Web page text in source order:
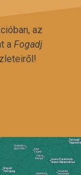
az
a Fogadj